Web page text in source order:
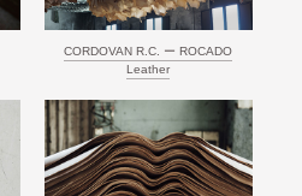
CORDOVAN R.C. ー ROCADO
Leather